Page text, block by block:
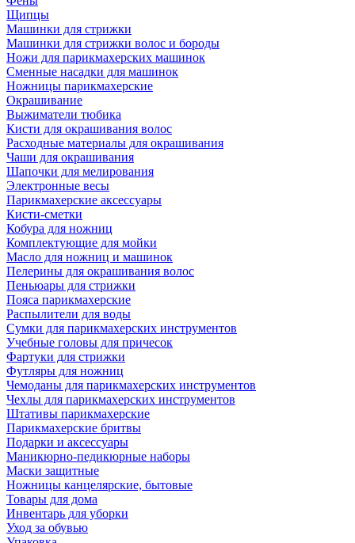
Щипцы
Машинки для стрижки
Машинки для стрижки волос и бороды
Ножи для парикмахерских машинок
Сменные насадки для машинок
Ножницы парикмахерские
Окрашивание
Выжиматели тюбика
Кисти для окрашивания волос
Расходные материалы для окрашивания
Чаши для окрашивания
Шапочки для мелирования
Электронные весы
Парикмахерские аксессуары
Кисти-сметки
Кобура для ножниц
Комплектующие для мойки
Масло для ножниц и машинок
Пелерины для окрашивания волос
Пеньюары для стрижки
Пояса парикмахерские
Распылители для воды
Сумки для парикмахерских инструментов
Учебные головы для причесок
Фартуки для стрижки
Футляры для ножниц
Чемоданы для парикмахерских инструментов
Чехлы для парикмахерских инструментов
Штативы парикмахерские
Парикмахерские бритвы
Подарки и аксессуары
Маникюрно-педикюрные наборы
Маски защитные
Ножницы канцелярские, бытовые
Товары для дома
Инвентарь для уборки
Уход за обувью